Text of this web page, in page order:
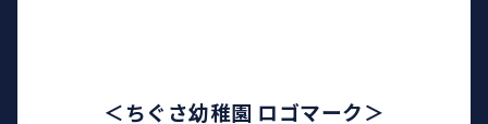
＜ちぐさ幼稚園 ロゴマーク＞